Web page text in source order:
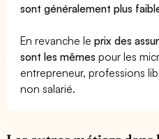
sont généralement plus
En revanche leprix des
sont les mêmes pour les
entrepreneur, professions
non salarié.